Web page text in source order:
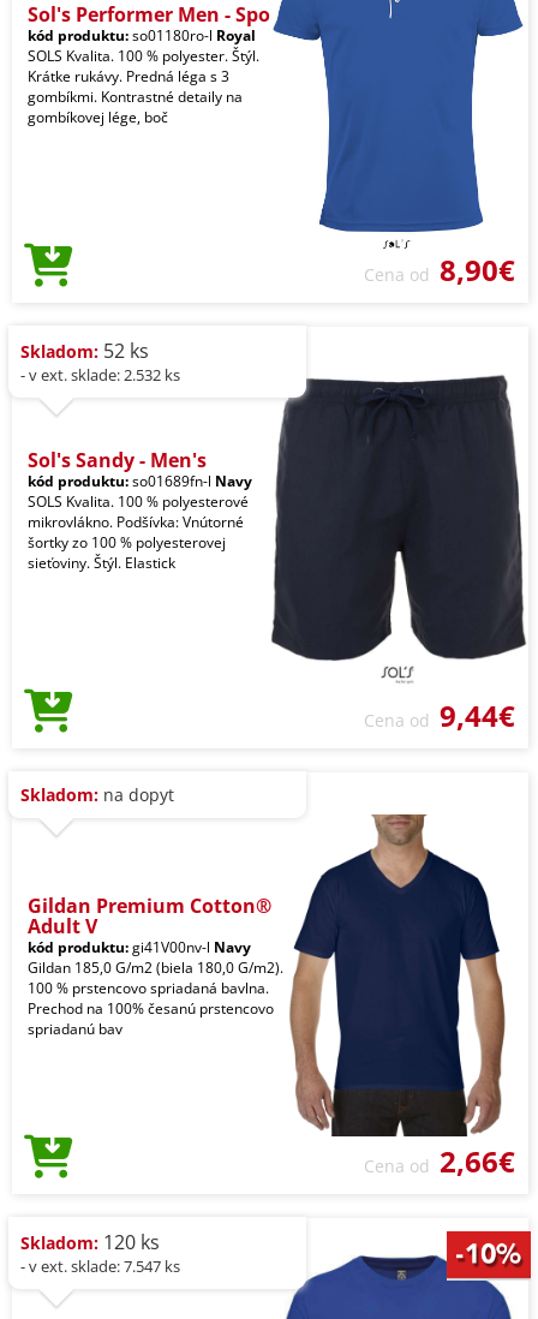
Sol's Performer Men - Spo
kód produktu:so01180ro-l Royal
SOLS Kvalita. 100 % polyester. Štýl.
Krátke rukávy. Predná léga s 3
gombíkmi. Kontrastné detaily na
gombíkovej lége, boč
Cena od 8,90€
Skladom: 52 ks
- v ext. sklade: 2.532 ks
Sol's Sandy - Men's
kód produktu:so01689fn-l Navy
SOLS Kvalita. 100 % polyesterové
mikrovlákno. Podšívka: Vnútorné
šortky zo 100 % polyesterovej
sieťoviny. Štýl. Elastick
Cena od 9,44€
Skladom: na dopyt
Gildan Premium Cotton®
Adult V
kód produktu:gi41V00nv-l Navy
Gildan 185,0 G/m2 (biela 180,0 G/m2).
100 % prstencovo spriadaná bavlna.
Prechod na 100% česanú prstencovo
spriadanú bav
Cena od 2,66€
Skladom: 120 ks
- v ext. sklade: 7.547 ks